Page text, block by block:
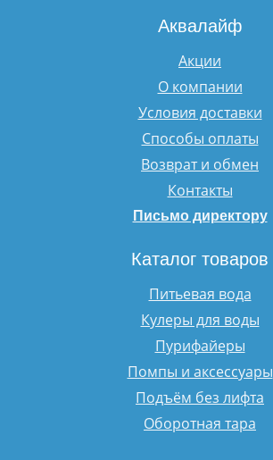
Аквалайф
Акции
О компании
Условия доставки
Способы оплаты
Возврат и обмен
Контакты
Письмо директору
Каталог товаров
Питьевая вода
Кулеры для воды
Пурифайеры
Помпы и аксессуары
Подъём без лифта
Оборотная тара